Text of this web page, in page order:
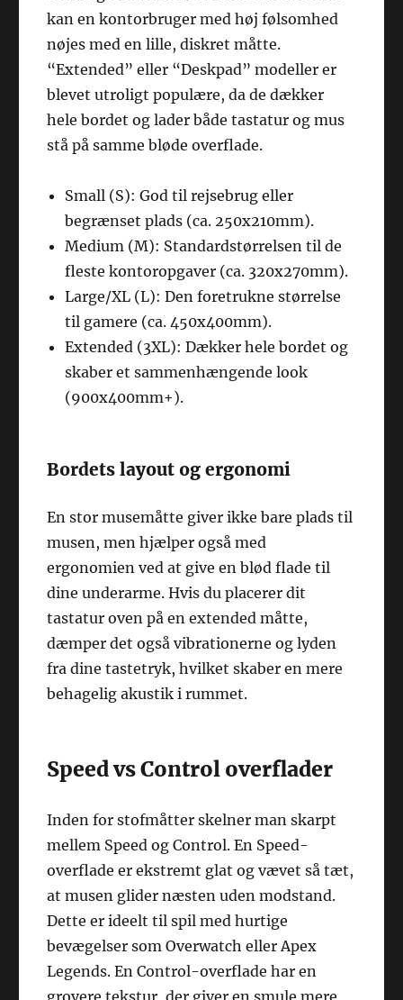
kan en kontorbruger med høj følsomhed
nøjes med en lille, diskret måtte.
“Extended” eller “Deskpad” modeller er
blevet utroligt populære, da de dækker
hele bordet og lader både tastatur og mus
stå på samme bløde overflade.
Small (S): God til rejsebrug eller
begrænset plads (ca. 250x210mm).
Medium (M): Standardstørrelsen til de
fleste kontoropgaver (ca. 320x270mm).
Large/XL (L): Den foretrukne størrelse
til gamere (ca. 450x400mm).
Extended (3XL): Dækker hele bordet og
skaber et sammenhængende look
(900x400mm+).
Bordets layout og ergonomi
En stor musemåtte giver ikke bare plads til
musen, men hjælper også med
ergonomien ved at give en blød flade til
dine underarme. Hvis du placerer dit
tastatur oven på en extended måtte,
dæmper det også vibrationerne og lyden
fra dine tastetryk, hvilket skaber en mere
behagelig akustik i rummet.
Speed vs Control overflader
Inden for stofmåtter skelner man skarpt
mellem Speed og Control. En Speed-
overflade er ekstremt glat og vævet så tæt,
at musen glider næsten uden modstand.
Dette er ideelt til spil med hurtige
bevægelser som Overwatch eller Apex
Legends. En Control-overflade har en
grovere tekstur, der giver en smule mere